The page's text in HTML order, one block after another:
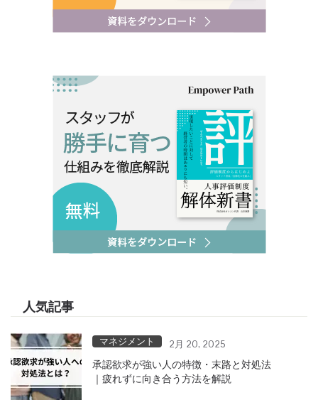
人気記事
マネジメント 2月 20, 2025
承認欲求が強い人の特徴・末路と対処法
｜疲れずに向き合う方法を解説